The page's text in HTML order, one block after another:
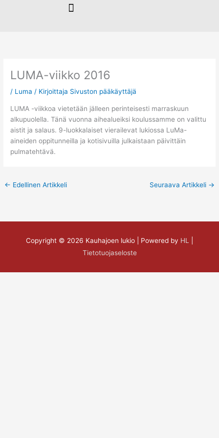
LUMA-viikko 2016
/ Luma / Kirjoittaja Sivuston pääkäyttäjä
LUMA -viikkoa vietetään jälleen perinteisesti marraskuun
alkupuolella. Tänä vuonna aihealueiksi koulussamme on valittu
aistit ja salaus. 9-luokkalaiset vierailevat lukiossa LuMa-
aineiden oppitunneilla ja kotisivuilla julkaistaan päivittäin
pulmatehtävä.
← Edellinen Artikkeli Seuraava Artikkeli →
Copyright © 2026 Kauhajoen lukio | Powered by HL
Tietotuojaseloste